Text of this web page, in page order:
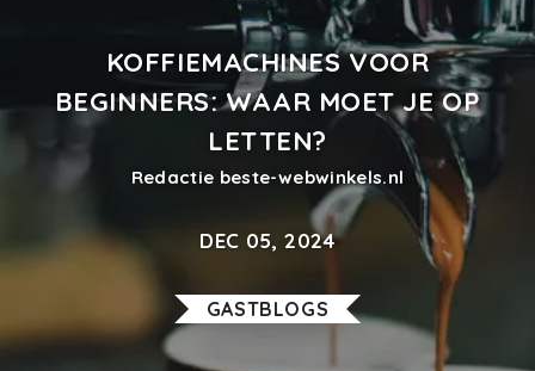
KOFFIEMACHINES VOOR
BEGINNERS: WAAR MOET JE OP
LETTEN?
Redactie beste-webwinkels.nl
DEC 05, 2024
GASTBLOGS